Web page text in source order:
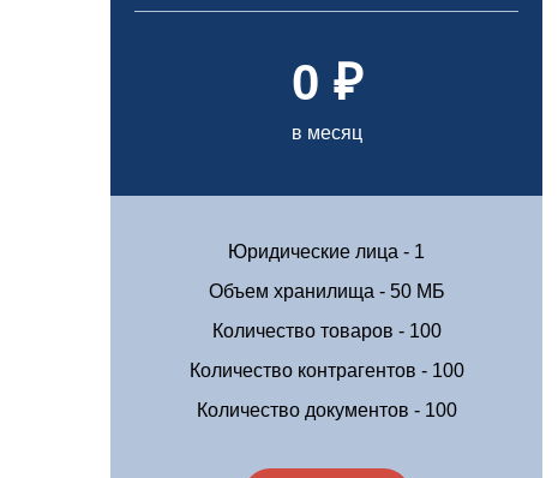
0 ₽
в месяц
Юридические лица - 1
Объем хранилища - 50 МБ
Количество товаров - 100
Количество контрагентов - 100
Количество документов - 100